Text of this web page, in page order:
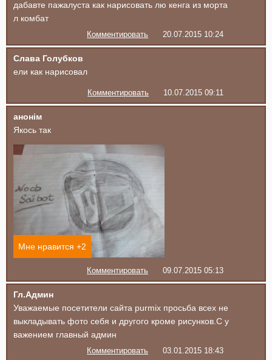
дабавте пажалуста как нарисовать лю кенга из морта
л комбат
Комментировать 20.07.2015 10:24
Слава Голубков
ели как нарисовал
Комментировать 10.07.2015 09:11
анонім
Якось так
Мне нравится +2
Комментировать 09.07.2015 05:13
Гл.Админ
Уважаемые посетители сайта purmix просьба всех не
выкладывать фото себя и другого кроме рисунков.С у
важением главный админ
Комментировать 03.01.2015 18:43